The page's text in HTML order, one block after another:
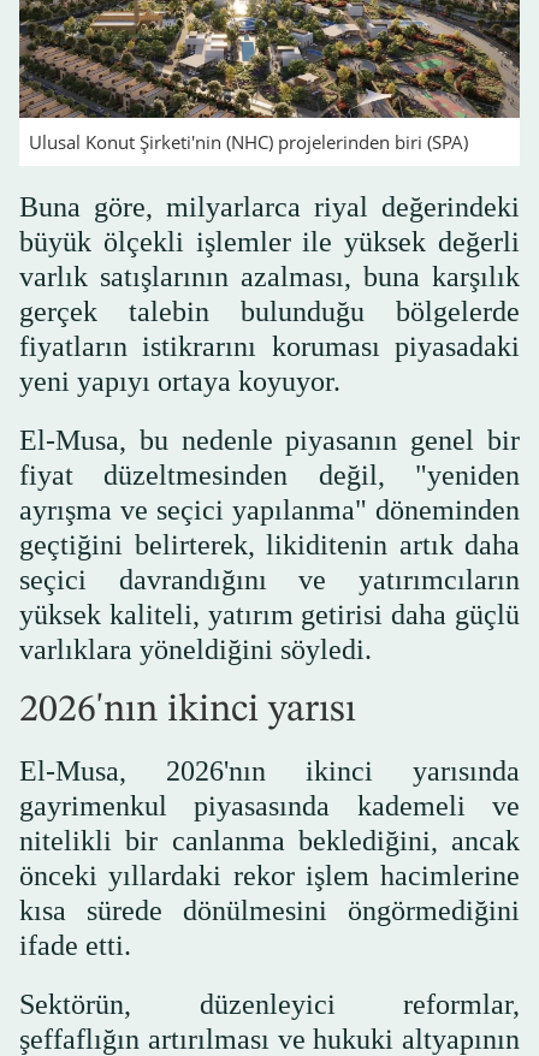
Ulusal Konut Şirketi'nin (NHC) projelerinden biri (SPA)
Buna göre, milyarlarca riyal değerindeki
büyük ölçekli işlemler ile yüksek değerli
varlık satışlarının azalması, buna karşılık
gerçek talebin bulunduğu bölgelerde
fiyatların istikrarını koruması piyasadaki
yeni yapıyı ortaya koyuyor.
El-Musa, bu nedenle piyasanın genel bir
fiyat düzeltmesinden değil, "yeniden
ayrışma ve seçici yapılanma" döneminden
geçtiğini belirterek, likiditenin artık daha
seçici davrandığını ve yatırımcıların
yüksek kaliteli, yatırım getirisi daha güçlü
varlıklara yöneldiğini söyledi.
2026'nın ikinci yarısı
El-Musa, 2026'nın ikinci yarısında
gayrimenkul piyasasında kademeli ve
nitelikli bir canlanma beklediğini, ancak
önceki yıllardaki rekor işlem hacimlerine
kısa sürede dönülmesini öngörmediğini
ifade etti.
Sektörün, düzenleyici reformlar,
şeffaflığın artırılması ve hukuki altyapının